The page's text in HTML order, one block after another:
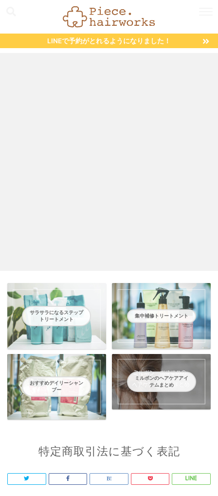
LINEで予約がとれるようになりました！
サラサラになるステップ
トリートメント
集中補修トリートメント
おすすめデイリーシャン
プー
ミルボンのヘアケアアイ
テムまとめ
特定商取引法に基づく表記